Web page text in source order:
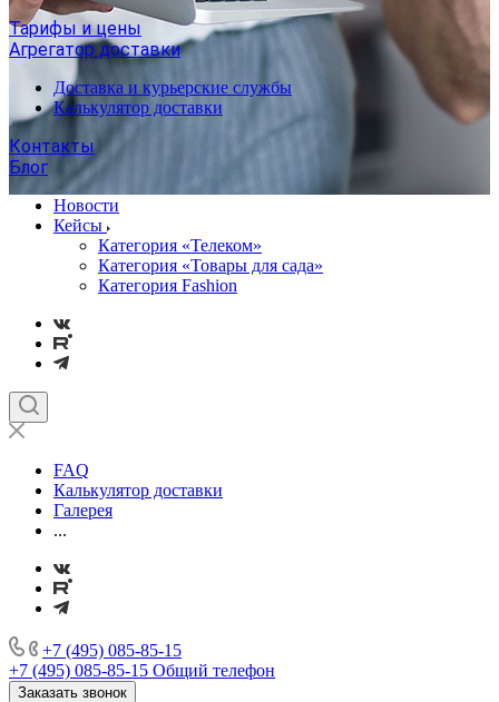
Тарифы и цены
Агрегатор доставки
Доставка и курьерские службы
Калькулятор доставки
Контакты
Блог
Новости
Кейсы
Категория «Телеком»
Категория «Товары для сада»
Категория Fashion
FAQ
Калькулятор доставки
Галерея
...
+7 (495) 085-85-15
+7 (495) 085-85-15 Общий телефон
Заказать звонок